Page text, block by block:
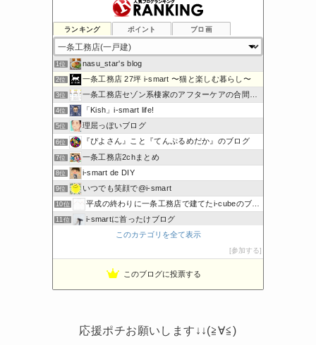
ランキング ポイント ブロ画
1位 nasu_star's blog
2位 一条工務店 27坪 i-smart 〜猫と楽しむ暮らし〜
3位 一条工務店セゾン系棲家のアフターケアの合間に綴るブログ
4位 「Kish」i-smart life!
5位 理屈っぽいブログ
6位 『ぴよさん』こと『てんぷるめだか』のブログ
7位 一条工務店2chまとめ
8位 i-smart de DIY
9位 いつでも笑顔で@i-smart
10位 平成の終わりに一条工務店で建てたi-cubeのブログ
11位 i-smartに首ったけブログ
節約しないエコライフ
このカテゴリを全て表示
参加する
このブログに投票する
応援ポチお願いします↓↓(≧∀≦)